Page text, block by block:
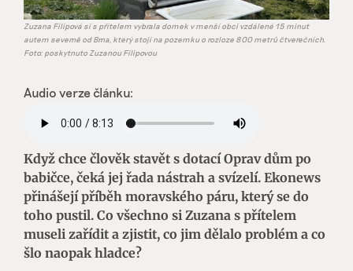
Zuzana Filipová si s přítelem vybrala domek v menší obci vzdálené 15 minut
autem severně od Brna, který stojí na pozemku o rozloze 800 metrů čtverečních.
Foto: poskytnuto Zuzanou Filipovou
Audio verze článku:
Když chce člověk stavět s dotací Oprav dům po
babičce, čeká jej řada nástrah a svízelí. Ekonews
přinášejí příběh moravského páru, který se do
toho pustil. Co všechno si Zuzana s přítelem
museli zařídit a zjistit, co jim dělalo problém a co
šlo naopak hladce?